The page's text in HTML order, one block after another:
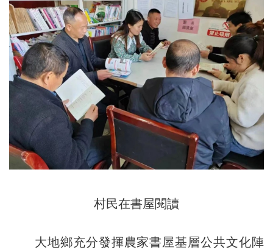
村民在書屋閱讀
大地鄉充分發揮農家書屋基層公共文化陣